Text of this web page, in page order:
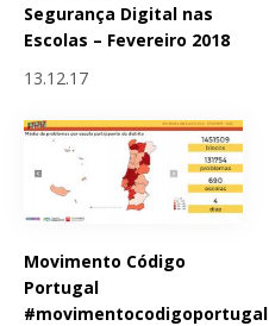
Segurança Digital nas
Escolas – Fevereiro 2018
13.12.17
Movimento Código
Portugal
#movimentocodigoportugal